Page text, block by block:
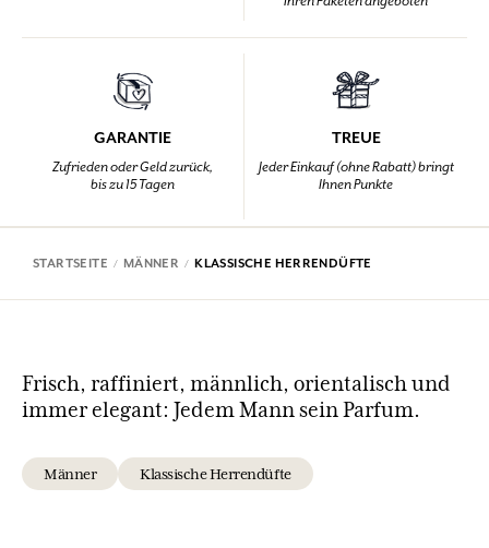
GARANTIE
Zufrieden oder Geld zurück,
bis zu 15 Tagen
TREUE
Jeder Einkauf (ohne Rabatt) bringt
Ihnen Punkte
STARTSEITE MÄNNER KLASSISCHE HERRENDÜFTE
Frisch, raffiniert, männlich, orientalisch und
immer elegant: Jedem Mann sein Parfum.
Männer Klassische Herrendüfte